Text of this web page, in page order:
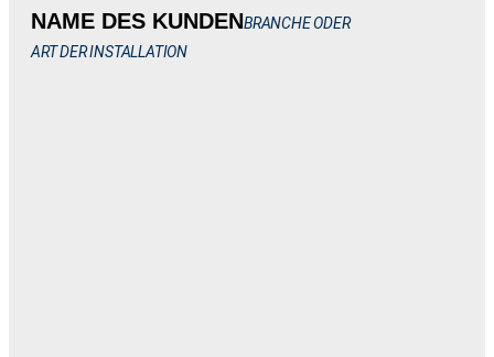
NAME DES KUNDENBRANCHE ODER
ART DER INSTALLATION